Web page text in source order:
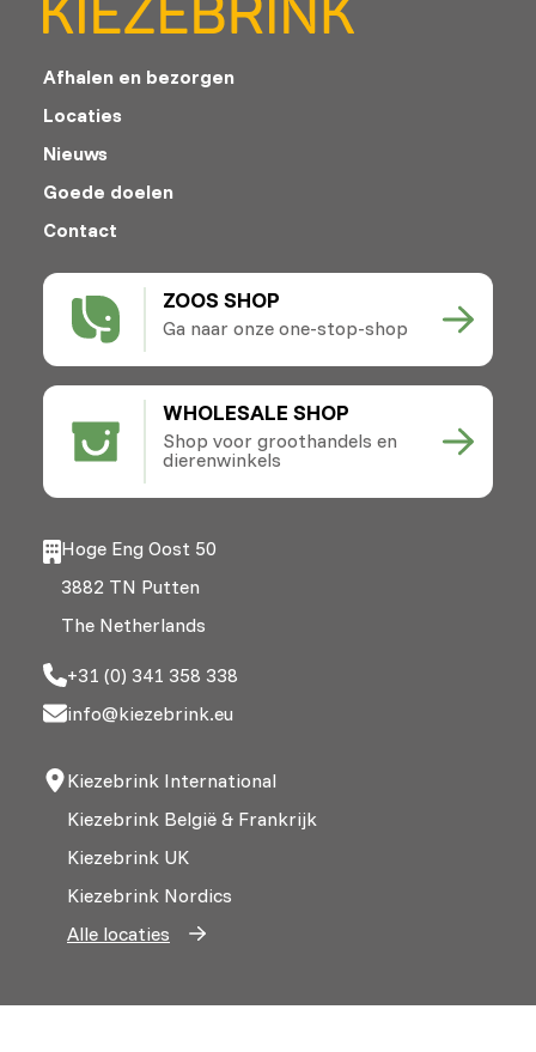
ZOOS SHOP
Ga naar onze one-stop-shop
WHOLESALE SHOP
Shop voor groothandels en
dierenwinkels
Afhalen en bezorgen
Locaties
Nieuws
Goede doelen
Contact
Hoge Eng Oost 50
3882 TN Putten
The Netherlands
+31 (0) 341 358 338
info@kiezebrink.eu
Kiezebrink International
Kiezebrink België & Frankrijk
Kiezebrink UK
Kiezebrink Nordics
Alle locaties